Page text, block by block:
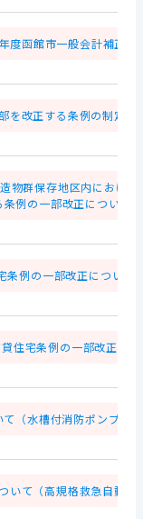
度函館市一般会計補正予
を改正する条例の制定
物群保存地区内におけ
条例の一部改正について
条例の一部改正について
住宅条例の一部改正に
（水槽付消防ポンプ自
いて（高規格救急自動